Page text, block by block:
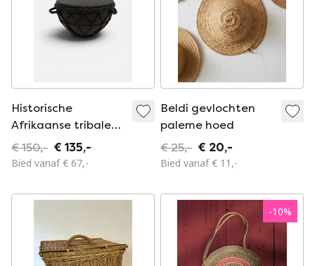
Historische
Afrikaanse tribale
Touareg trommel
€ 150,- € 135,-
Bied vanaf € 67,-
Beldi gevlochten
paleme hoed
€ 25,- € 20,-
Bied vanaf € 11,-
-10%